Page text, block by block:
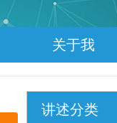
关于我
讲述分类